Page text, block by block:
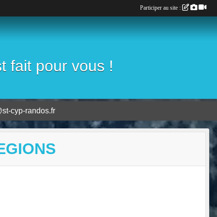
fait pour vous !
cyp-randos.fr
Participer au site :